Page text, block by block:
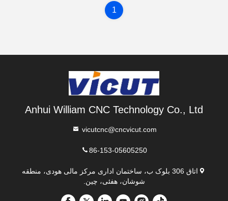
1
Anhui William CNC Technology Co., Ltd
vicutcnc@cncvicut.com
86-153-05605250
اتاق 306 بلوک ب، ساختمان اداری مرکز مالی هودی، منطقه
شوشان، هفئی، چین.